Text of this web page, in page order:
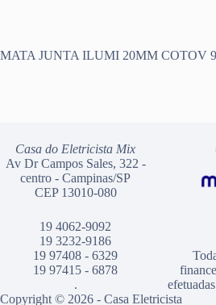
MATA JUNTA ILUMI 20MM COTOV
Casa do Eletricista Mix
Av Dr Campos Sales, 322 -
centro - Campinas/SP
CEP 13010-080
19 4062-9092
19 3232-9186
19 97408 - 6329
19 97415 - 6878
.
Copyright © 2026 - Casa Eletricista